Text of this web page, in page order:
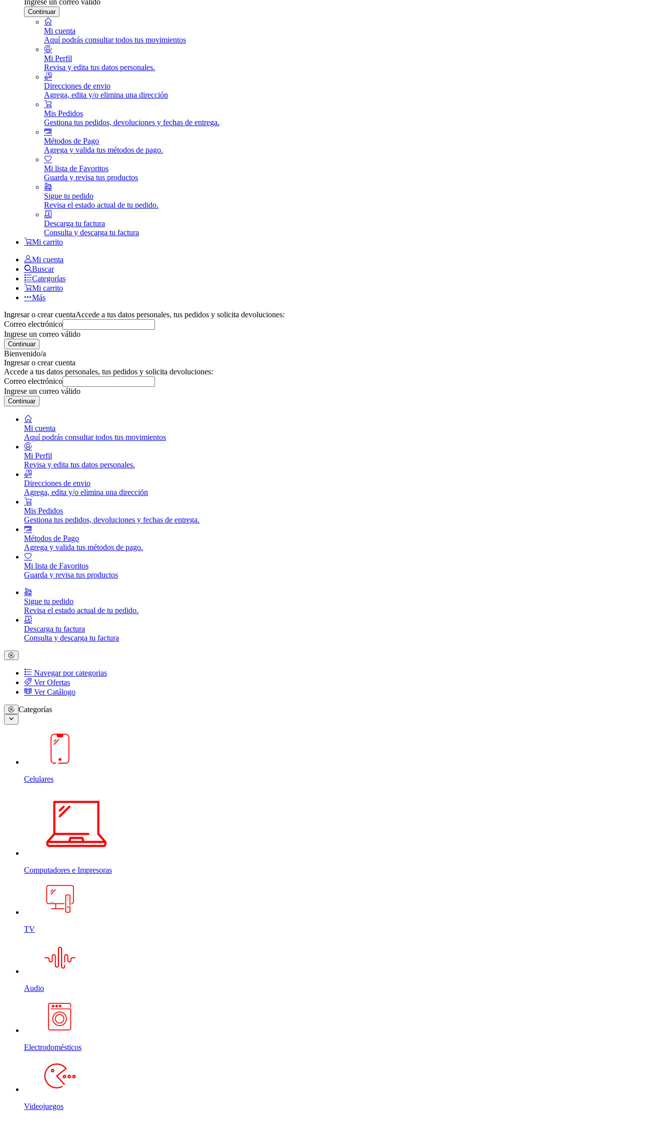
Continuar
Mi cuenta
Aquí podrás consultar todos tus movimientos
Mi Perfil
Revisa y edita tus datos personales.
Direcciones de envio
Agrega, edita y/o elimina una dirección
Mis Pedidos
Gestiona tus pedidos, devoluciones y fechas de entrega.
Métodos de Pago
Agrega y valida tus métodos de pago.
Mi lista de Favoritos
Guarda y revisa tus productos
Sigue tu pedido
Revisa el estado actual de tu pedido.
Descarga tu factura
Consulta y descarga tu factura
Mi carrito
Mi cuenta
Buscar
Categorías
Mi carrito
Más
Ingresar o crear cuentaAccede a tus datos personales, tus pedidos y solicita devoluciones:
Correo electrónico
Ingrese un correo válido
Continuar
Bienvenido/a
Ingresar o crear cuenta
Accede a tus datos personales, tus pedidos y solicita devoluciones:
Correo electrónico
Ingrese un correo válido
Continuar
Mi cuenta
Aquí podrás consultar todos tus movimientos
Mi Perfil
Revisa y edita tus datos personales.
Direcciones de envio
Agrega, edita y/o elimina una dirección
Mis Pedidos
Gestiona tus pedidos, devoluciones y fechas de entrega.
Métodos de Pago
Agrega y valida tus métodos de pago.
Mi lista de Favoritos
Guarda y revisa tus productos
Sigue tu pedido
Revisa el estado actual de tu pedido.
Descarga tu factura
Consulta y descarga tu factura
Navegar por categorias
Ver Ofertas
Ver Catálogo
Categorías
Celulares
Computadores e Impresoras
TV
Audio
Electrodomésticos
Videojuegos